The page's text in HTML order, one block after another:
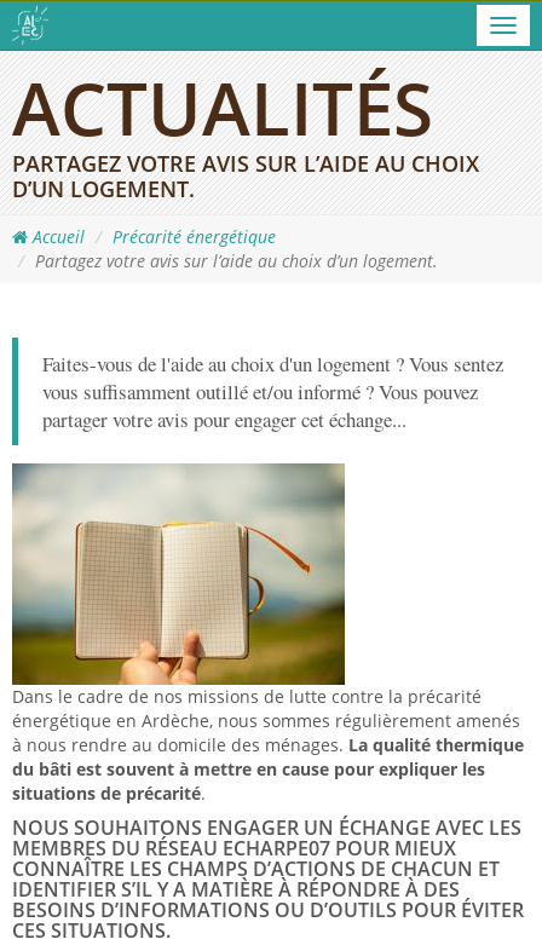
ACTUALITÉS
PARTAGEZ VOTRE AVIS SUR L’AIDE AU CHOIX
D’UN LOGEMENT.
Accueil
Précarité énergétique
Partagez votre avis sur l’aide au choix d’un logement.
Faites-vous de l'aide au choix d'un logement ? Vous sentez
vous suffisamment outillé et/ou informé ? Vous pouvez
partager votre avis pour engager cet échange...
Dans le cadre de nos missions de lutte contre la précarité
énergétique en Ardèche, nous sommes régulièrement amenés
à nous rendre au domicile des ménages. La qualité thermique
du bâti est souvent à mettre en cause pour expliquer les
situations de précarité.
NOUS SOUHAITONS ENGAGER UN ÉCHANGE AVEC LES
MEMBRES DU RÉSEAU ECHARPE07 POUR MIEUX
CONNAÎTRE LES CHAMPS D’ACTIONS DE CHACUN ET
IDENTIFIER S’IL Y A MATIÈRE À RÉPONDRE À DES
BESOINS D’INFORMATIONS OU D’OUTILS POUR ÉVITER
CES SITUATIONS.